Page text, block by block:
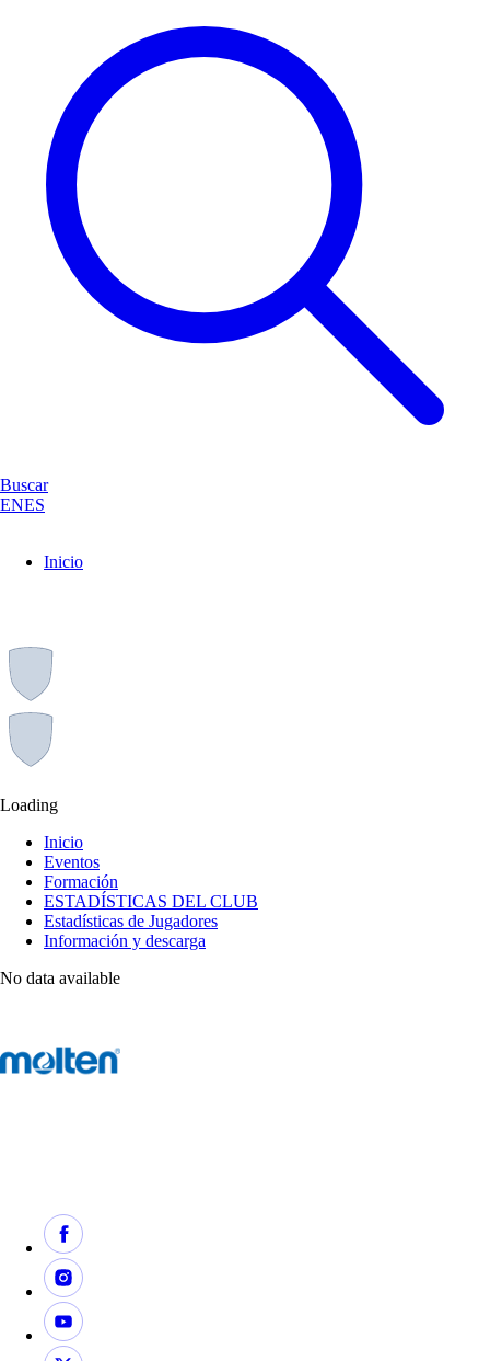
Buscar
ENES
Inicio
Loading
Inicio
Eventos
Formación
ESTADÍSTICAS DEL CLUB
Estadísticas de Jugadores
Información y descarga
No data available